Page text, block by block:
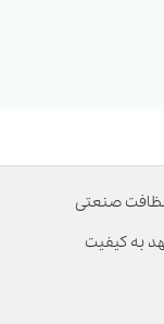
صنعتی
به کیفیت